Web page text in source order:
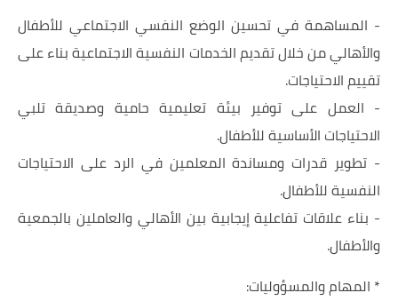
- المساهمة في تحسين الوضع النفسي الاجتماعي للأطفال
والأهالي من خلال تقديم الخدمات النفسية الاجتماعية بناء على
تقييم الاحتياجات.
- العمل على توفير بيئة تعليمية حامية وصديقة تلبي
الاحتياجات الأساسية للأطفال.
- تطوير قدرات ومساندة المعلمين في الرد على الاحتياجات
النفسية للأطفال.
- بناء علاقات تفاعلية إيجابية بين الأهالي والعاملين بالجمعية
والأطفال.
* المهام والمسؤوليات: